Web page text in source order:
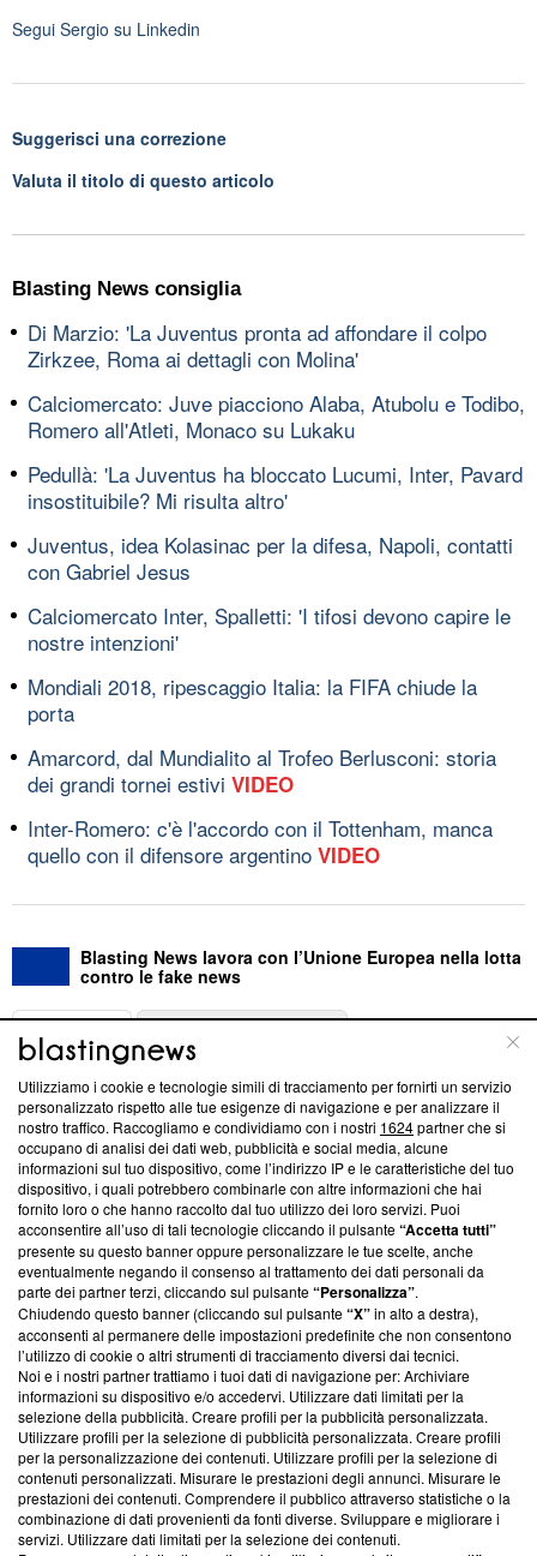
Segui Sergio su Linkedin
Suggerisci una correzione
Valuta il titolo di questo articolo
Blasting News consiglia
Di Marzio: 'La Juventus pronta ad affondare il colpo
Zirkzee, Roma ai dettagli con Molina'
Calciomercato: Juve piacciono Alaba, Atubolu e Todibo,
Romero all'Atleti, Monaco su Lukaku
Pedullà: 'La Juventus ha bloccato Lucumi, Inter, Pavard
insostituibile? Mi risulta altro'
Juventus, idea Kolasinac per la difesa, Napoli, contatti
con Gabriel Jesus
Calciomercato Inter, Spalletti: 'I tifosi devono capire le
nostre intenzioni'
Mondiali 2018, ripescaggio Italia: la FIFA chiude la
porta
Amarcord, dal Mundialito al Trofeo Berlusconi: storia
dei grandi tornei estivi VIDEO
Inter-Romero: c'è l'accordo con il Tottenham, manca
quello con il difensore argentino VIDEO
Blasting News lavora con l’Unione Europea nella lotta
contro le fake news
ABOUT
Questa sezione offre informazioni trasparenti su Blasting
News, sui nostri processi editoriali e su come ci impegniamo a
creare news di qualità. Inoltre, afferma la nostra aderenza a
‘Trust Project - News with Integrity’Blasting News non è
ancora membro del programma, ma ha richiesto di farne
parte; Trust Project non ha ancora effettuato una verifica di
conformità agli standard.
Su di noi
Team editoriale
Corporate
Redazione
Informativa Privacy
Cookie Policy
Blasting SA, IDI CHE-247.845.224, Via Carlo Frasca, 3 - 6900
Utilizziamo i cookie e tecnologie simili di tracciamento per fornirti un servizio
personalizzato rispetto alle tue esigenze di navigazione e per analizzare il
nostro traffico. Raccogliamo e condividiamo con i nostri 1624partner che si
occupano di analisi dei dati web, pubblicità e social media, alcune
informazioni sul tuo dispositivo, come l’indirizzo IP e le caratteristiche del tuo
dispositivo, i quali potrebbero combinarle con altre informazioni che hai
fornito loro o che hanno raccolto dal tuo utilizzo dei loro servizi. Puoi
acconsentire all’uso di tali tecnologie cliccando il pulsante“Accetta tutti”
presente su questo banner oppure personalizzare le tue scelte, anche
eventualmente negando il consenso al trattamento dei dati personali da
parte dei partner terzi, cliccando sul pulsante“Personalizza”.
Chiudendo questo banner (cliccando sul pulsante“X”in alto a destra),
acconsenti al permanere delle impostazioni predefinite che non consentono
l’utilizzo di cookie o altri strumenti di tracciamento diversi dai tecnici.
Noi e i nostri partner trattiamo i tuoi dati di navigazione per: Archiviare
informazioni su dispositivo e/o accedervi. Utilizzare dati limitati per la
selezione della pubblicità. Creare profili per la pubblicità personalizzata.
Utilizzare profili per la selezione di pubblicità personalizzata. Creare profili
per la personalizzazione dei contenuti. Utilizzare profili per la selezione di
contenuti personalizzati. Misurare le prestazioni degli annunci. Misurare le
prestazioni dei contenuti. Comprendere il pubblico attraverso statistiche o la
combinazione di dati provenienti da fonti diverse. Sviluppare e migliorare i
servizi. Utilizzare dati limitati per la selezione dei contenuti.